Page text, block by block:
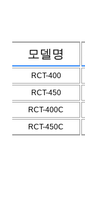
모델명
RCT-400
RCT-450
RCT-400C
RCT-450C